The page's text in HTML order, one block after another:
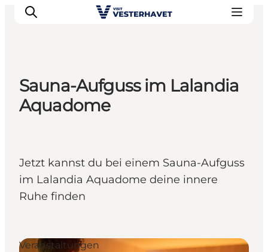
Events
Erlebnisse
Tickets kaufen
Plane deine Reise
Sauna-Aufguss im Lalandia
Aquadome
Jetzt kannst du bei einem Sauna-Aufguss
im Lalandia Aquadome deine innere
Ruhe finden
Veranstaltungen